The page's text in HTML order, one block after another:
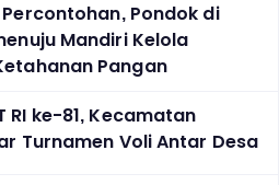
Pondok di
Mandiri Kelola
Pangan
RI ke-81, Kecamatan
Turnamen Voli Antar Desa